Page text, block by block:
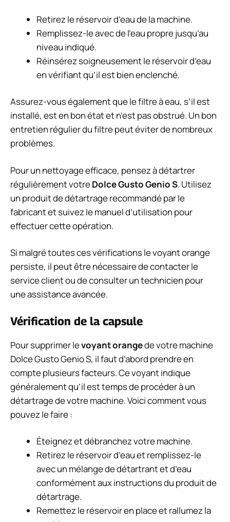
Retirez le réservoir d’eau de la machine.
Remplissez-le avec de l’eau propre jusqu’au
niveau indiqué.
Réinsérez soigneusement le réservoir d’eau
en vérifiant qu’il est bien enclenché.
Assurez-vous également que le filtre à eau, s’il est
installé, est en bon état et n’est pas obstrué. Un bon
entretien régulier du filtre peut éviter de nombreux
problèmes.
Pour un nettoyage efficace, pensez à détartrer
régulièrement votreDolce Gusto Genio S. Utilisez
un produit de détartrage recommandé par le
fabricant et suivez le manuel d’utilisation pour
effectuer cette opération.
Si malgré toutes ces vérifications le voyant orange
persiste, il peut être nécessaire de contacter le
service client ou de consulter un technicien pour
une assistance avancée.
Vérification de la capsule
Pour supprimer levoyant orangede votre machine
Dolce Gusto Genio S, il faut d’abord prendre en
compte plusieurs facteurs. Ce voyant indique
généralement qu’il est temps de procéder à un
détartrage de votre machine. Voici comment vous
pouvez le faire :
Éteignez et débranchez votre machine.
Retirez le réservoir d’eau et remplissez-le
avec un mélange de détartrant et d’eau
conformément aux instructions du produit de
détartrage.
Remettez le réservoir en place et rallumez la